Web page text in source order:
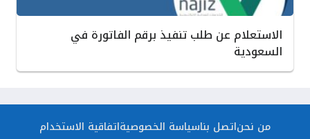
الاستعلام عن طلب تنفيذ برقم الفاتورة في
السعودية
من نحناتصل بناسياسة الخصوصيةاتفاقية الاستخدام